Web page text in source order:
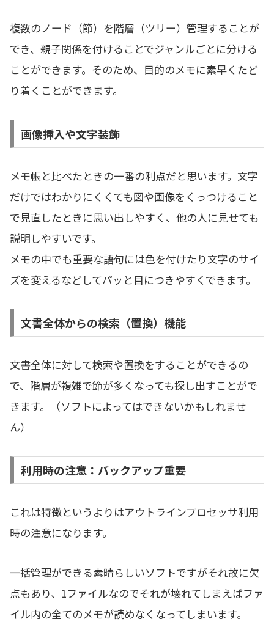
複数のノード（節）を階層（ツリー）管理することが
でき、親子関係を付けることでジャンルごとに分ける
ことができます。そのため、目的のメモに素早くたど
り着くことができます。
画像挿入や文字装飾
メモ帳と比べたときの一番の利点だと思います。文字
だけではわかりにくくても図や画像をくっつけること
で見直したときに思い出しやすく、他の人に見せても
説明しやすいです。
メモの中でも重要な語句には色を付けたり文字のサイ
ズを変えるなどしてパッと目につきやすくできます。
文書全体からの検索（置換）機能
文書全体に対して検索や置換をすることができるの
で、階層が複雑で節が多くなっても探し出すことがで
きます。（ソフトによってはできないかもしれませ
ん）
利用時の注意：バックアップ重要
これは特徴というよりはアウトラインプロセッサ利用
時の注意になります。
一括管理ができる素晴らしいソフトですがそれ故に欠
点もあり、1ファイルなのでそれが壊れてしまえばファ
イル内の全てのメモが読めなくなってしまいます。